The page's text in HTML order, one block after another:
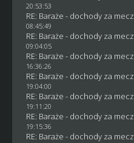
20:53:53
RE: Baraże - dochody za
08:45:49
RE: Baraże - dochody za
09:04:05
RE: Baraże - dochody za
16:36:26
RE: Baraże - dochody za
19:04:00
RE: Baraże - dochody za
19:11:20
RE: Baraże - dochody za
19:15:36
RE: Baraże - dochody za